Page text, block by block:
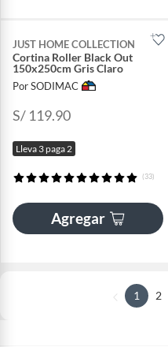
JUST HOME COLLECTION
Cortina Roller Black Out
150x250cm Gris Claro
Por SODIMAC
S/ 119.90
Lleva 3 paga 2
(33)
Agregar
1 2